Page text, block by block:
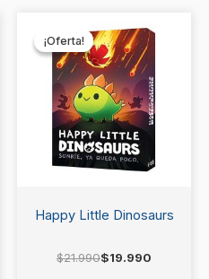
¡Oferta!
¡Oferta!
Happy Little Dinosaurs
$21.990
precio
original
era:
$21.990.
$19.990
precio
actual
es:
$19.990.